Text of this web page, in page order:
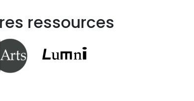
ressources